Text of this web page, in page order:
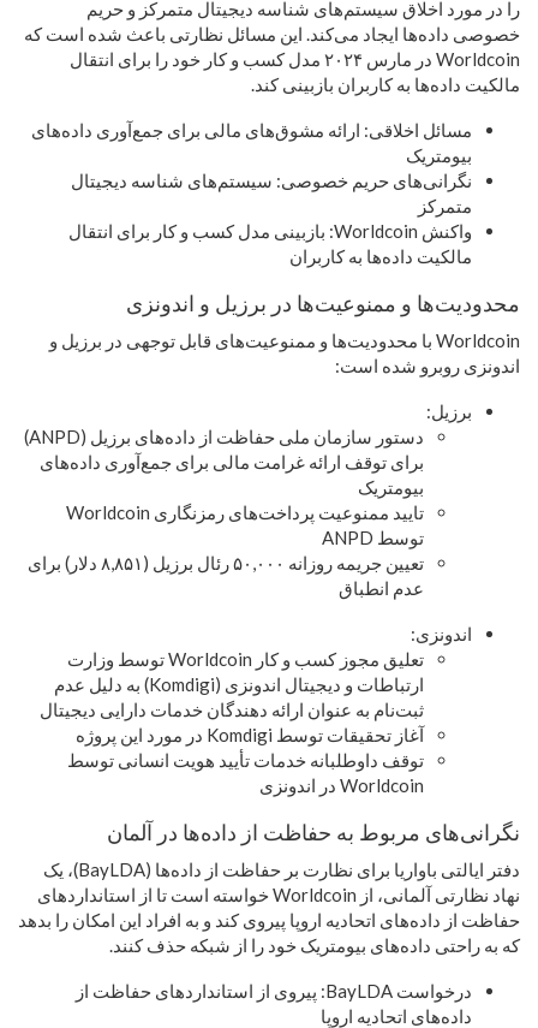
را در مورد اخلاق سیستم‌های شناسه دیجیتال متمرکز و حریم
خصوصی داده‌ها ایجاد می‌کند. این مسائل نظارتی باعث شده است که
Worldcoin در مارس ۲۰۲۴ مدل کسب و کار خود را برای انتقال
مالکیت داده‌ها به کاربران بازبینی کند.
مسائل اخلاقی: ارائه مشوق‌های مالی برای جمع‌آوری داده‌های
بیومتریک
نگرانی‌های حریم خصوصی: سیستم‌های شناسه دیجیتال
متمرکز
واکنش Worldcoin: بازبینی مدل کسب و کار برای انتقال
مالکیت داده‌ها به کاربران
محدودیت‌ها و ممنوعیت‌ها در برزیل و اندونزی
Worldcoin با محدودیت‌ها و ممنوعیت‌های قابل توجهی در برزیل و
اندونزی روبرو شده است:
برزیل:
دستور سازمان ملی حفاظت از داده‌های برزیل (ANPD)
برای توقف ارائه غرامت مالی برای جمع‌آوری داده‌های
بیومتریک
تایید ممنوعیت پرداخت‌های رمزنگاری Worldcoin
توسط ANPD
تعیین جریمه روزانه ۵۰,۰۰۰ رئال برزیل (۸,۸۵۱ دلار) برای
عدم انطباق
اندونزی:
تعلیق مجوز کسب و کار Worldcoin توسط وزارت
ارتباطات و دیجیتال اندونزی (Komdigi) به دلیل عدم
ثبت‌نام به عنوان ارائه دهندگان خدمات دارایی دیجیتال
آغاز تحقیقات توسط Komdigi در مورد این پروژه
توقف داوطلبانه خدمات تأیید هویت انسانی توسط
Worldcoin در اندونزی
نگرانی‌های مربوط به حفاظت از داده‌ها در آلمان
دفتر ایالتی باواریا برای نظارت بر حفاظت از داده‌ها (BayLDA)، یک
نهاد نظارتی آلمانی، از Worldcoin خواسته است تا از استانداردهای
حفاظت از داده‌های اتحادیه اروپا پیروی کند و به افراد این امکان را بدهد
که به راحتی داده‌های بیومتریک خود را از شبکه حذف کنند.
درخواست BayLDA: پیروی از استانداردهای حفاظت از
داده‌های اتحادیه اروپا